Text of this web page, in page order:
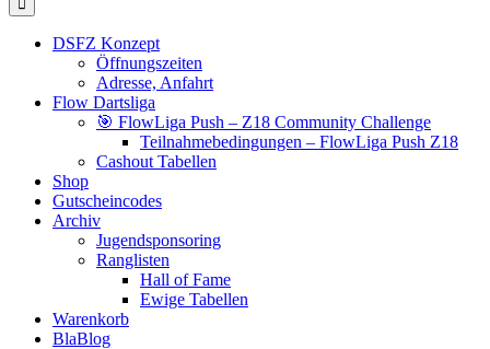
DSFZ Konzept
Öffnungszeiten
Adresse, Anfahrt
Flow Dartsliga
🎯 FlowLiga Push – Z18 Community Challenge
Teilnahmebedingungen – FlowLiga Push Z18
Cashout Tabellen
Shop
Gutscheincodes
Archiv
Jugendsponsoring
Ranglisten
Hall of Fame
Ewige Tabellen
Warenkorb
BlaBlog